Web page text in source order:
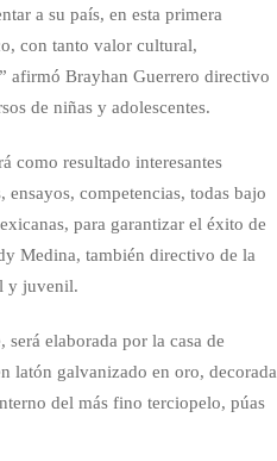
a su país, en esta primera
con tanto valor cultural,
afirmó Brayhan Guerrero directivo
de niñas y adolescentes.
como resultado interesantes
competencias, todas bajo
para garantizar el éxito de
Medina, también directivo de la
y juvenil.
elaborada por la casa de
latón galvanizado en oro, decorada
del más fino terciopelo, púas